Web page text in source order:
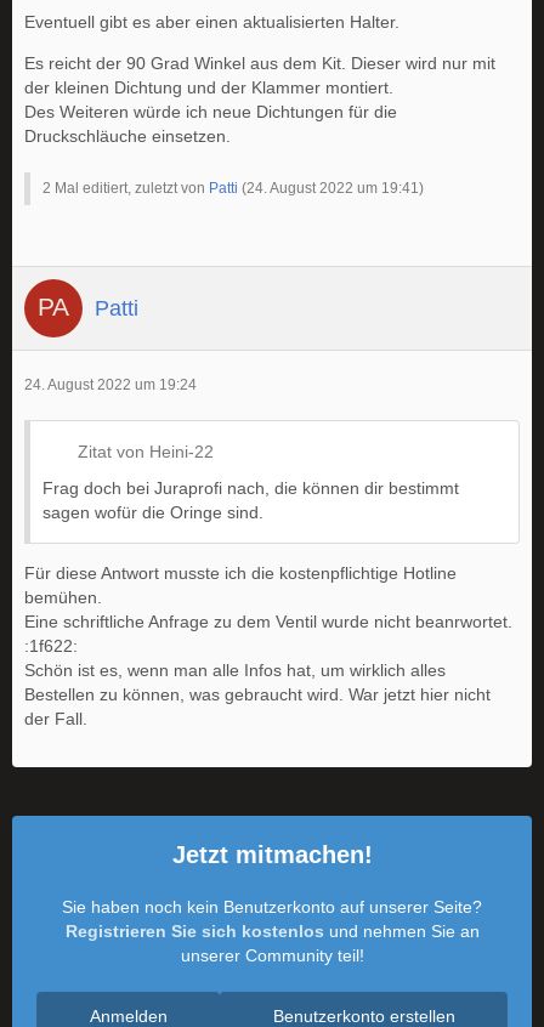
Eventuell gibt es aber einen aktualisierten Halter.
Es reicht der 90 Grad Winkel aus dem Kit. Dieser wird nur mit
der kleinen Dichtung und der Klammer montiert.
Des Weiteren würde ich neue Dichtungen für die
Druckschläuche einsetzen.
2 Mal editiert, zuletzt von Patti (24. August 2022 um 19:41)
Patti
24. August 2022 um 19:24
Zitat von Heini-22
Frag doch bei Juraprofi nach, die können dir bestimmt
sagen wofür die Oringe sind.
Für diese Antwort musste ich die kostenpflichtige Hotline
bemühen.
Eine schriftliche Anfrage zu dem Ventil wurde nicht beanrwortet.
:1f622:
Schön ist es, wenn man alle Infos hat, um wirklich alles
Bestellen zu können, was gebraucht wird. War jetzt hier nicht
der Fall.
Jetzt mitmachen!
Sie haben noch kein Benutzerkonto auf unserer Seite?
Registrieren Sie sich kostenlos und nehmen Sie an
unserer Community teil!
Benutzerkonto erstellen
Anmelden